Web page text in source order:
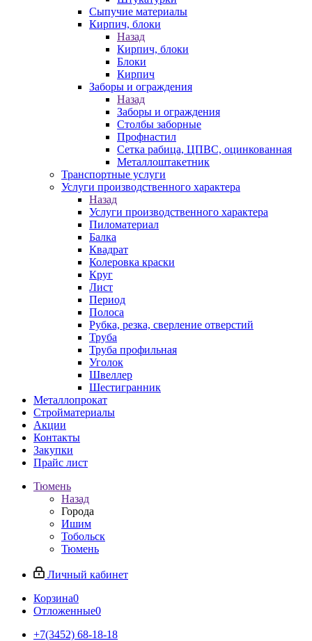
Сыпучие материалы
Кирпич, блоки
Назад
Кирпич, блоки
Блоки
Кирпич
Заборы и ограждения
Назад
Заборы и ограждения
Столбы заборные
Профнастил
Сетка рабица, ЦПВС, оцинкованная
Металлоштакетник
Транспортные услуги
Услуги производственного характера
Назад
Услуги производственного характера
Пиломатериал
Балка
Квадрат
Колеровка краски
Круг
Лист
Период
Полоса
Рубка, резка, сверление отверстий
Труба
Труба профильная
Уголок
Швеллер
Шестигранник
Металлопрокат
Стройматериалы
Акции
Контакты
Закупки
Прайс лист
Тюмень
Назад
Города
Ишим
Тобольск
Тюмень
Личный кабинет
Корзина0
Отложенные0
+7(3452) 68-18-18